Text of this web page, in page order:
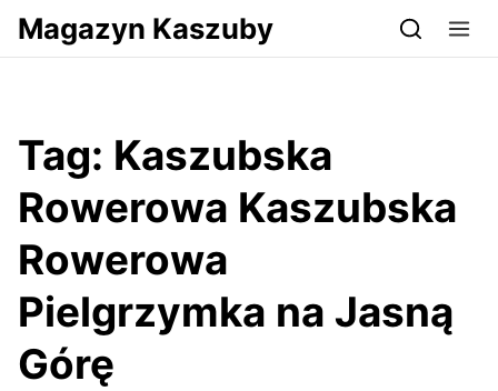
Przejdź do serwisu magazynkaszuby.pl
Magazyn Kaszuby
Tag: Kaszubska
Rowerowa Kaszubska
Rowerowa
Pielgrzymka na Jasną
Górę